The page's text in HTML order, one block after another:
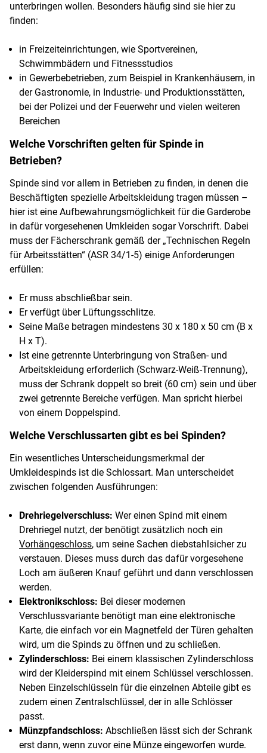
unterbringen wollen. Besonders häufig sind sie hier zu
finden:
in Freizeiteinrichtungen, wie Sportvereinen,
Schwimmbädern und Fitnessstudios
in Gewerbebetrieben, zum Beispiel in Krankenhäusern, in
der Gastronomie, in Industrie- und Produktionsstätten,
bei der Polizei und der Feuerwehr und vielen weiteren
Bereichen
Welche Vorschriften gelten für Spinde in
Betrieben?
Spinde sind vor allem in Betrieben zu finden, in denen die
Beschäftigten spezielle Arbeitskleidung tragen müssen –
hier ist eine Aufbewahrungsmöglichkeit für die Garderobe
in dafür vorgesehenen Umkleiden sogar Vorschrift. Dabei
muss der Fächerschrank gemäß der „Technischen Regeln
für Arbeitsstätten“ (ASR 34/1-5) einige Anforderungen
erfüllen:
Er muss abschließbar sein.
Er verfügt über Lüftungsschlitze.
Seine Maße betragen mindestens 30 x 180 x 50 cm (B x
H x T).
Ist eine getrennte Unterbringung von Straßen- und
Arbeitskleidung erforderlich (Schwarz-Weiß-Trennung),
muss der Schrank doppelt so breit (60 cm) sein und über
zwei getrennte Bereiche verfügen. Man spricht hierbei
von einem Doppelspind.
Welche Verschlussarten gibt es bei Spinden?
Ein wesentliches Unterscheidungsmerkmal der
Umkleidespinds ist die Schlossart. Man unterscheidet
zwischen folgenden Ausführungen:
Drehriegelverschluss: Wer einen Spind mit einem
Drehriegel nutzt, der benötigt zusätzlich noch ein
Vorhängeschloss, um seine Sachen diebstahlsicher zu
verstauen. Dieses muss durch das dafür vorgesehene
Loch am äußeren Knauf geführt und dann verschlossen
werden.
Elektronikschloss: Bei dieser modernen
Verschlussvariante benötigt man eine elektronische
Karte, die einfach vor ein Magnetfeld der Türen gehalten
wird, um die Spinds zu öffnen und zu schließen.
Zylinderschloss: Bei einem klassischen Zylinderschloss
wird der Kleiderspind mit einem Schlüssel verschlossen.
Neben Einzelschlüsseln für die einzelnen Abteile gibt es
zudem einen Zentralschlüssel, der in alle Schlösser
passt.
Münzpfandschloss: Abschließen lässt sich der Schrank
erst dann, wenn zuvor eine Münze eingeworfen wurde.